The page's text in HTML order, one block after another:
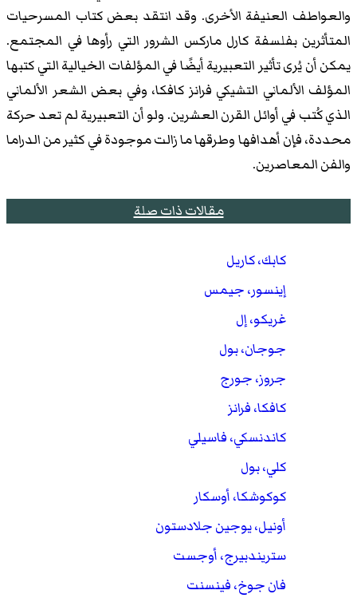
والعواطف العنيفة الأخرى. وقد انتقد بعض كتاب المسرحيات
المتأثرين بفلسفة كارل ماركس الشرور التي رأوها في المجتمع.
يمكن أن يُرى تأثير التعبيرية أيضًا في المؤلفات الخيالية التي كتبها
المؤلف الألماني التشيكي فرانز كافكا، وفي بعض الشعر الألماني
الذي كُتب في أوائل القرن العشرين. ولو أن التعبيرية لم تعد حركة
محددة، فإن أهدافها وطرقها ما زالت موجودة في كثير من الدراما
والفن المعاصرين.
مقالات ذات صلة
كابك، كاريل
إينسور، جيمس
غريكو، إل
جوجان، بول
جروز، جورج
كافكا، فرانز
كاندنسكي، فاسيلي
كلي، بول
كوكوشكا، أوسكار
أونيل، يوجين جلادستون
ستريندبيرج، أوجست
فان جوخ، فينسنت